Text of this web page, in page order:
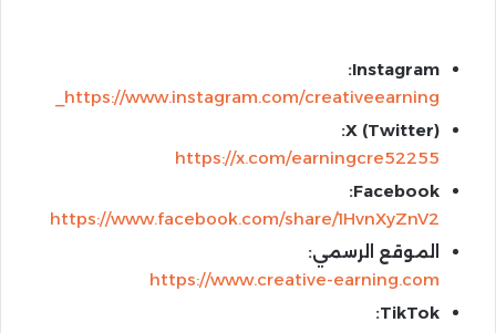
Instagram:
https://www.instagram.com/creativeearning_
X (Twitter):
https://x.com/earningcre52255
Facebook:
https://www.facebook.com/share/1HvnXyZnV2
الموقع الرسمي:
https://www.creative-earning.com
TikTok: